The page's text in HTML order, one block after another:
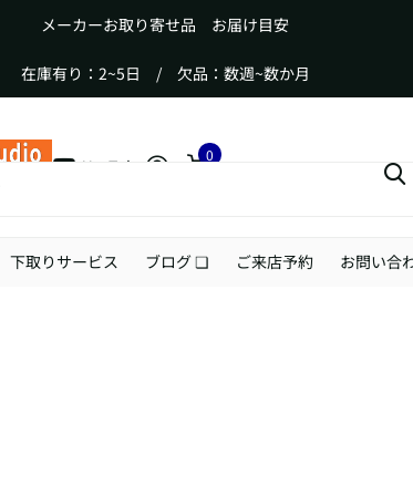
メーカーお取り寄せ品 お届け目安
在庫有り：2~5日 / 欠品：数週~数か月
YouTube
カート
0
下取りサービス ブログ ❏ ご来店予約 お問い合